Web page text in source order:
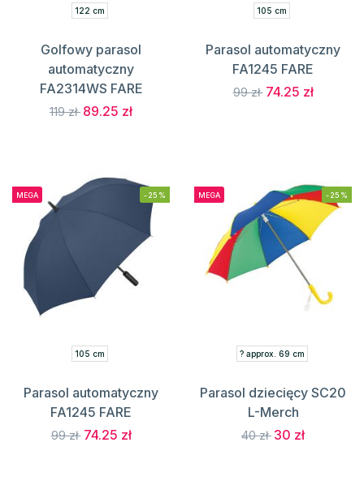
122 cm
Golfowy parasol
automatyczny
FA2314WS FARE
119 zł 89.25 zł
105 cm
Parasol automatyczny
FA1245 FARE
99 zł 74.25 zł
MEGA -25%
105 cm
Parasol automatyczny
FA1245 FARE
99 zł 74.25 zł
MEGA -25%
? approx. 69 cm
Parasol dziecięcy SC20
L-Merch
40 zł 30 zł